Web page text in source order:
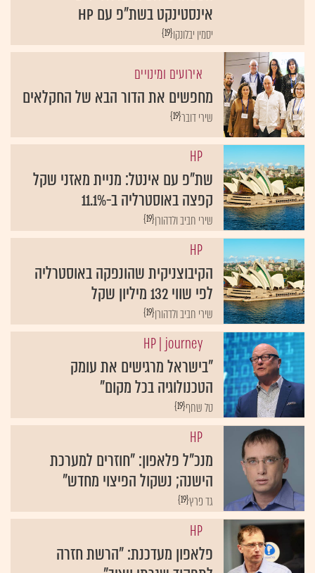
אינסטינקט בשת"פ עם HP
{19}יסמין יבלונקו
אירועים ומינויים
מחפשים את הדור הבא של החקלאים
{19}שירי דובר
HP
שת"פ עם אינטל: מניית מאזני שקל
קפצה באוסטרליה ב-11.1%
{19}שירי חביב ולדהורן
HP
הקיבוצניקית שהונפקה באוסטרליה
לפי שווי 132 מיליון שקל
{19}שירי חביב ולדהורן
HP| journey
"בישראל מרגישים את עומק
הטכנולוגיה בכל מקום"
{19}טל שחף
HP
מנכ"ל פלאפון: "חוזרים למערכת
הישנה; נשקול הפיצוי מחדש"
{19}גד פרץ
HP
פלאפון מעדכנת: "הרשת חזרה